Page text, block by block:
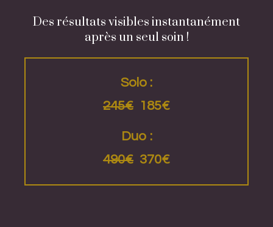
Des résultats visibles instantanément
après un seul soin !
Solo :
245€ 185€
Duo :
490€ 370€